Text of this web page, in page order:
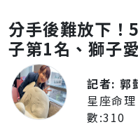
分手後難放下
子第1名、獅子
記者:郭
星座命理
數:310